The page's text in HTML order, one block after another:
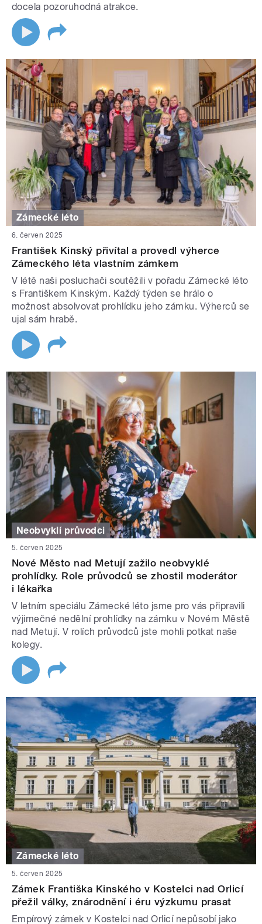
docela pozoruhodná atrakce.
Zámecké léto
6. červen 2025
František Kinský přivítal a provedl výherce
Zámeckého léta vlastním zámkem
V létě naši posluchači soutěžili v pořadu Zámecké léto
s Františkem Kinským. Každý týden se hrálo o
možnost absolvovat prohlídku jeho zámku. Výherců se
ujal sám hrabě.
Neobvyklí průvodci
5. červen 2025
Nové Město nad Metují zažilo neobvyklé
prohlídky. Role průvodců se zhostil moderátor
i lékařka
V letním speciálu Zámecké léto jsme pro vás připravili
výjimečné nedělní prohlídky na zámku v Novém Městě
nad Metují. V rolích průvodců jste mohli potkat naše
kolegy.
Zámecké léto
5. červen 2025
Zámek Františka Kinského v Kostelci nad Orlicí
přežil války, znárodnění i éru výzkumu prasat
Empírový zámek v Kostelci nad Orlicí nepůsobí jako